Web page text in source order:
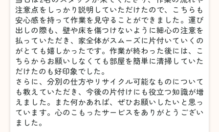
注意点をしっかり説明していただけたので、こちらも
安心感を持って作業を見守ることができました。運び
出しの際も、壁や床を傷つけないように細心の注意を
払っていただき、家全体がスムーズに片付いていくの
がとても嬉しかったです。作業が終わった後には、こ
ちらからお願いしなくても部屋を簡単に清掃していた
だけたのも好印象でした。
さらに、分別の仕方やリサイクル可能なものについて
も教えていただき、今後の片付けにも役立つ知識が増
えました。また何かあれば、ぜひお願いしたいと思っ
ています。心のこもったサービスをありがとうござい
ました。